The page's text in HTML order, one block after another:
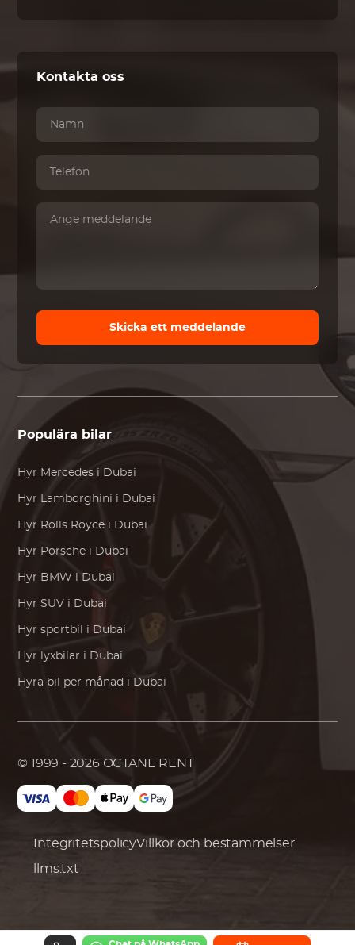
Kontakta oss
Skicka ett meddelande
Populära bilar
Hyr Mercedes i Dubai
Hyr Lamborghini i Dubai
Hyr Rolls Royce i Dubai
Hyr Porsche i Dubai
Hyr BMW i Dubai
Hyr SUV i Dubai
Hyr sportbil i Dubai
Hyr lyxbilar i Dubai
Hyra bil per månad i Dubai
© 1999 - 2026 OCTANE RENT
IntegritetspolicyVillkor och bestämmelser
llms.txt